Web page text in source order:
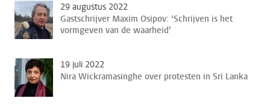
29 augustus 2022
Gastschrijver Maxim Osipov: ‘Schrijven is het
vormgeven van de waarheid’
19 juli 2022
Nira Wickramasinghe over protesten in Sri Lanka